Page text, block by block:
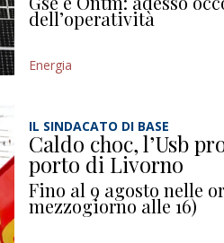
dell’operatività
Energia
IL SINDACATO DI BASE
Caldo choc, l’Usb
porto di Livorno
Fino al 9 agosto nelle
mezzogiorno alle 16)